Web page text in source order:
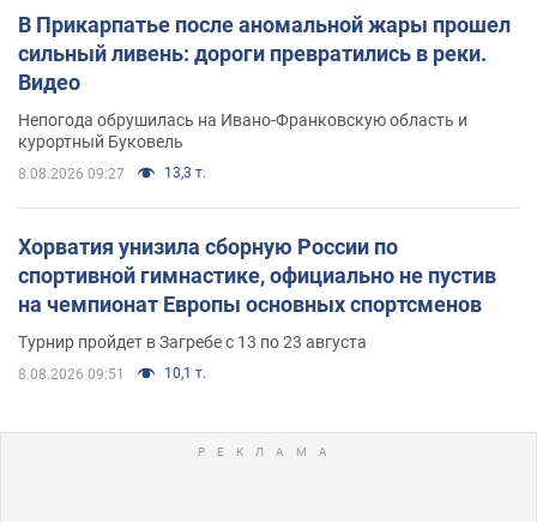
В Прикарпатье после аномальной жары прошел
сильный ливень: дороги превратились в реки.
Видео
Непогода обрушилась на Ивано-Франковскую область и
курортный Буковель
8.08.2026 09:27 13,3 т.
Хорватия унизила сборную России по
спортивной гимнастике, официально не пустив
на чемпионат Европы основных спортсменов
Турнир пройдет в Загребе с 13 по 23 августа
8.08.2026 09:51 10,1 т.